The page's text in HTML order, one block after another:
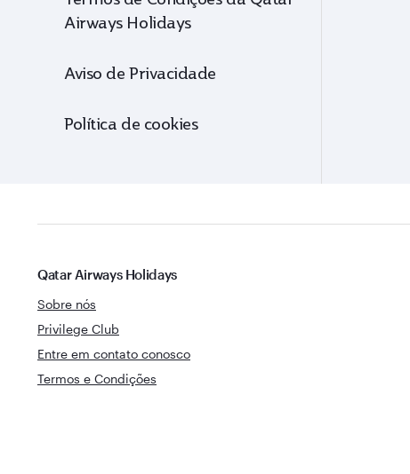
Airways Holidays
Aviso de Privacidade
Política de cookies
Qatar Airways Holidays
Sobre nós
Privilege Club
Entre em contato conosco
Termos e Condições